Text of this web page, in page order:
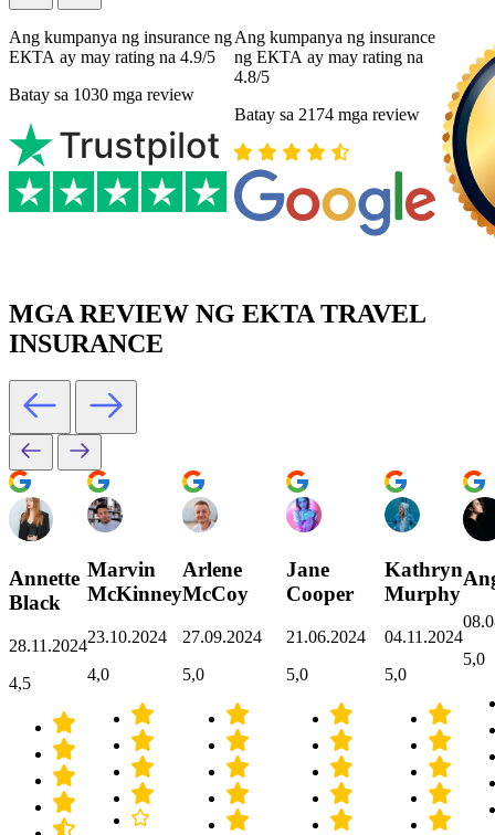
Ang kumpanya ng insurance ng
ЕКТА ay may rating na 4.9/5
Batay sa 1030 mga review
Ang kumpanya ng insurance
ng ЕКТА ay may rating na
4.8/5
Batay sa 2174 mga review
MGA REVIEW NG EKTA TRAVEL
INSURANCE
Annette
Black
28.11.2024
4,5
Marvin
McKinney
23.10.2024
4,0
Arlene
McCoy
27.09.2024
5,0
Jane
Cooper
21.06.2024
5,0
Kathryn
Murphy
04.11.2024
5,0
5,0